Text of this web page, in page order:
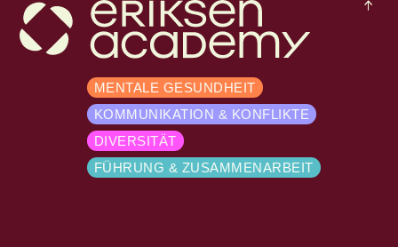
MENTALE GESUNDHEIT
KOMMUNIKATION & KONFLIKTE
DIVERSITÄT
FÜHRUNG & ZUSAMMENARBEIT